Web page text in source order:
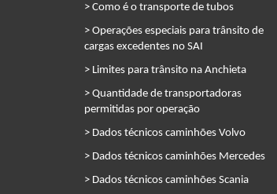
> Como é o transporte de tubos
> Operações especiais para trânsito de
cargas excedentes no SAI
> Limites para trânsito na Anchieta
> Quantidade de transportadoras
permitidas por operação
> Dados técnicos caminhões Volvo
> Dados técnicos caminhões Mercedes
> Dados técnicos caminhões Scania